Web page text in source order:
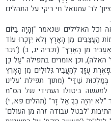
לר' עמנואל חי ריקי על התהלים
האלילים שנאמר "וְהָיָה בַיּוֹם
הָעֲצַבִּים מִן הָאָרֶץ וְלֹא יִזָּכְרוּ עוֹד
מִן הָאָרֶץ" (זכריה יג, ב) ('זכר
וכן אומרים בתפילה "עַל כֵּן
עֻזָּךְ לְהַעֲבִיר גִּלּוּלִים מִן הָאָרֶץ
בְּמַלְכוּת שַׁדַּי" (מתוך תפילת 'עלינו
למעשה ביטולו העתידי של הס"מ
"לֹא יִהְיֶה בְךָ אֵל זָר" (תהלים פא, י)
'לבטל עבודה זרה מן העולם'